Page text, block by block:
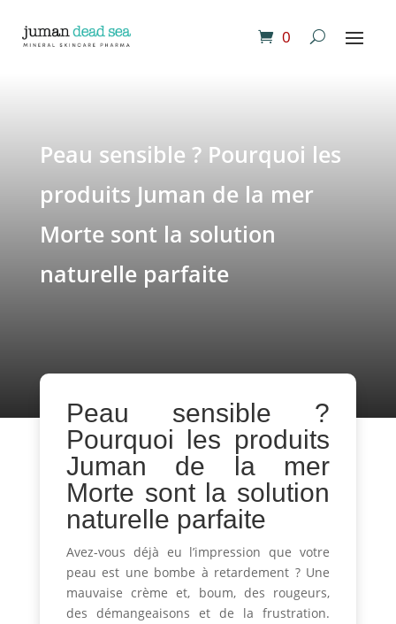
0
Peau sensible ? Pourquoi les
produits Juman de la mer
Morte sont la solution
naturelle parfaite
Peau sensible ?
Pourquoi les produits
Juman de la mer
Morte sont la solution
naturelle parfaite
Avez-vous déjà eu l’impression que votre
peau est une bombe à retardement ? Une
mauvaise crème et, boum, des rougeurs,
des démangeaisons et de la frustration.